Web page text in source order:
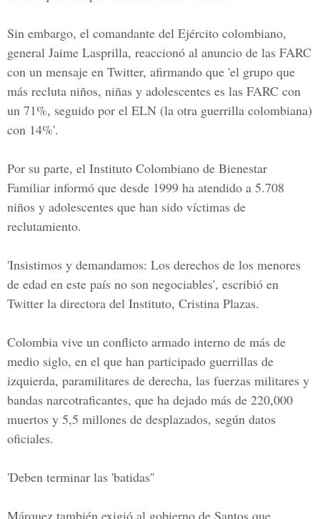
Sin embargo, el comandante del Ejército colombiano,
general Jaime Lasprilla, reaccionó al anuncio de las FARC
con un mensaje en Twitter, afirmando que 'el grupo que
más recluta niños, niñas y adolescentes es las FARC con
un 71%, seguido por el ELN (la otra guerrilla colombiana)
con 14%'.
Por su parte, el Instituto Colombiano de Bienestar
Familiar informó que desde 1999 ha atendido a 5.708
niños y adolescentes que han sido víctimas de
reclutamiento.
'Insistimos y demandamos: Los derechos de los menores
de edad en este país no son negociables', escribió en
Twitter la directora del Instituto, Cristina Plazas.
Colombia vive un conflicto armado interno de más de
medio siglo, en el que han participado guerrillas de
izquierda, paramilitares de derecha, las fuerzas militares y
bandas narcotraficantes, que ha dejado más de 220,000
muertos y 5,5 millones de desplazados, según datos
oficiales.
'Deben terminar las 'batidas''
Márquez también exigió al gobierno de Santos que